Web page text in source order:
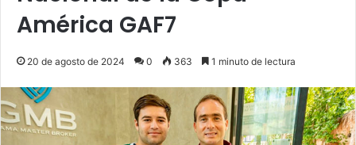
América GAF7
20 de agosto de 2024 0 363 1 minuto de lectura